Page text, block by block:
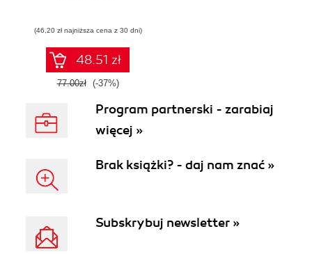
(46,20 zł najniższa cena z 30 dni)
48.51 zł
77.00zł (-37%)
Program partnerski - zarabiaj
więcej »
Brak książki? - daj nam znać »
Subskrybuj newsletter »